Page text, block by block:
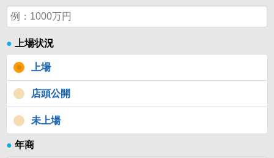
● 上場状況
上場
店頭公開
未上場
● 年商